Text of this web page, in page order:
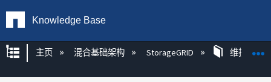
Knowledge Base
扩展/隐缩全局层次
主页 混合基础架构 StorageGRID 维护